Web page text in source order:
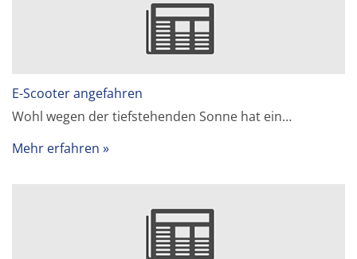
E-Scooter angefahren
Wohl wegen der tiefstehenden Sonne hat ein…
Mehr erfahren